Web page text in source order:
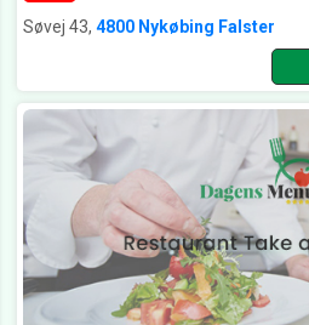
Søvej 43, 4800 Nykøbing Falster